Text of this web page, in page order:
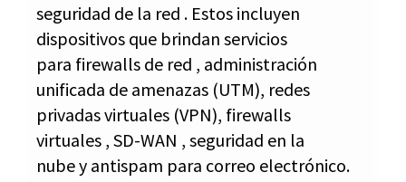
seguridad de la red . Estos incluyen
dispositivos que brindan servicios
para firewalls de red , administración
unificada de amenazas (UTM), redes
privadas virtuales (VPN), firewalls
virtuales , SD-WAN , seguridad en la
nube y antispam para correo electrónico.